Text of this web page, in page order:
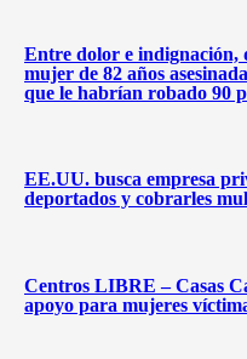
Entre dolor e indignación,
mujer de 82 años
que le habrían robado 90
EE.UU. busca empresa
deportados y cobrarles
Centros LIBRE – Casas
apoyo para mujeres